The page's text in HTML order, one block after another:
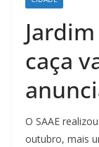
caça
O SAAE
outubro, mais